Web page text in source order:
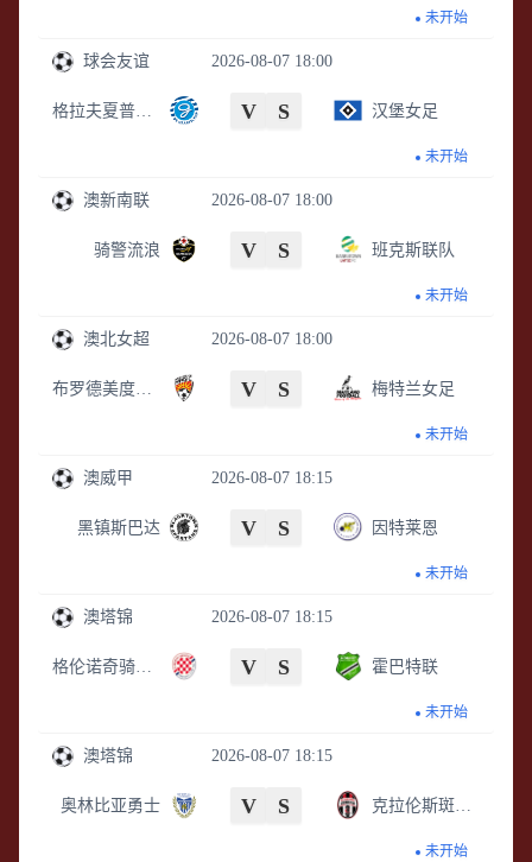
未开始
2026-08-07 18:00
球会友谊
V S 汉堡女足
未开始
2026-08-07 18:00
澳新南联
骑警流浪 V S 班克斯联队
未开始
2026-08-07 18:00
澳北女超
V S 梅特兰女足
未开始
2026-08-07 18:15
澳威甲
黑镇斯巴达 V S 因特莱恩
未开始
2026-08-07 18:15
澳塔锦
V S 霍巴特联
未开始
2026-08-07 18:15
澳塔锦
奥林比亚勇士 V S
未开始